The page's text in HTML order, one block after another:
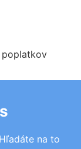
poplatkov
Hľadáte na to